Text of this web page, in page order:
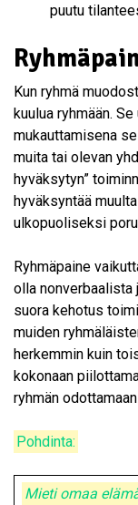
puutu
Kun ryhmä
kuulua ryhmään.
mukauttamisena
muita tai olevan
hyväksytyn”
hyväksyntää
ulkopuoliseksi
Ryhmäpaine
olla
suora kehotus
muiden
herkemmin kuin
kokonaan
ryhmän
Pohdinta:
Mieti omaa